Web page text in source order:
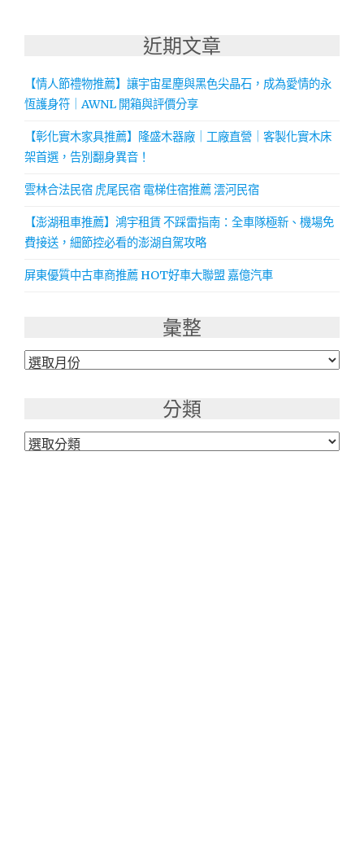
近期文章
【情人節禮物推薦】讓宇宙星塵與黑色尖晶石，成為愛情的永
恆護身符｜AWNL 開箱與評價分享
【彰化實木家具推薦】隆盛木器廠｜工廠直營｜客製化實木床
架首選，告別翻身異音！
雲林合法民宿 虎尾民宿 電梯住宿推薦 澐河民宿
【澎湖租車推薦】鴻宇租賃 不踩雷指南：全車隊極新、機場免
費接送，細節控必看的澎湖自駕攻略
屏東優質中古車商推薦 HOT好車大聯盟 嘉億汽車
彙整
彙
分類
分